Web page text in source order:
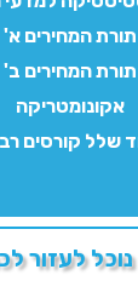
תורת המחירים א'
תורת המחירים ב'
אקונומטריקה
שלל קורסים
נוכל לעזור